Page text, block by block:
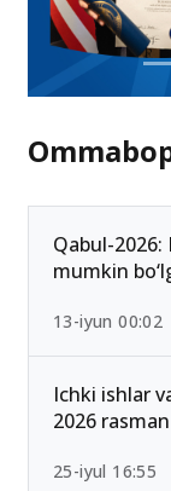
Qabul-2026:
mumkin
13-iyun 00:02
Ichki ishlar
2026
25-iyul 16:55